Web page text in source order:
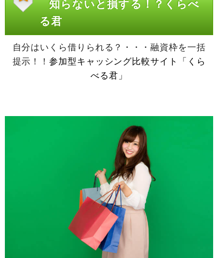
知らないと損する！？くらべ
る君
自分はいくら借りられる？・・・融資枠を一括
提示！！参加型キャッシング比較サイト「くら
べる君」